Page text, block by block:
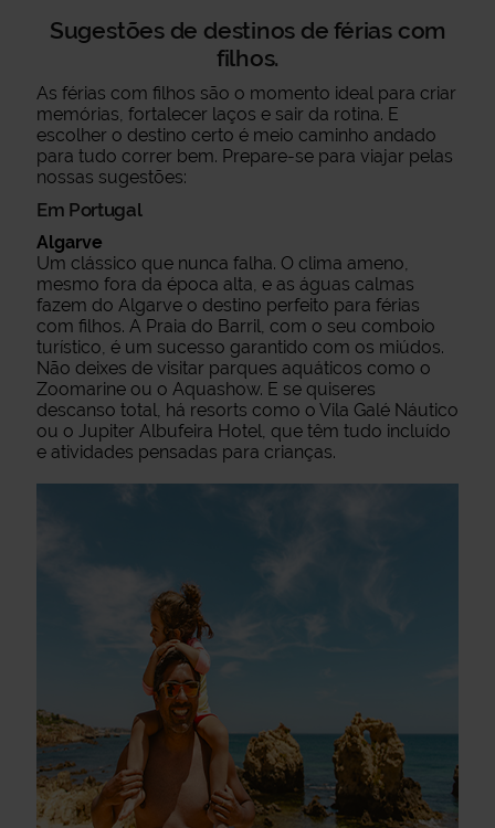
Sugestões de destinos de férias com
filhos.
As férias com filhos são o momento ideal para criar
memórias, fortalecer laços e sair da rotina. E
escolher o destino certo é meio caminho andado
para tudo correr bem. Prepare-se para viajar pelas
nossas sugestões:
Em Portugal
Algarve
Um clássico que nunca falha. O clima ameno,
mesmo fora da época alta, e as águas calmas
fazem do Algarve o destino perfeito para férias
com filhos. A Praia do Barril, com o seu comboio
turístico, é um sucesso garantido com os miúdos.
Não deixes de visitar parques aquáticos como o
Zoomarine ou o Aquashow. E se quiseres
descanso total, há resorts como o Vila Galé Náutico
ou o Jupiter Albufeira Hotel, que têm tudo incluído
e atividades pensadas para crianças.